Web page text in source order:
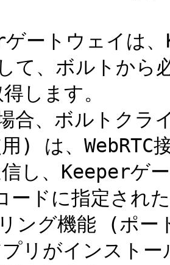
ートウェイは、
て、ボルトから
します。
合、ボルトクラ
用) は、
し、Keeperゲ
ードに指定され
ング機能 (ポー
リがインスト